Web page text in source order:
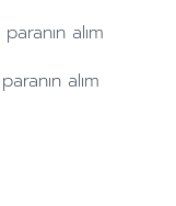
paranın alım
paranın alım